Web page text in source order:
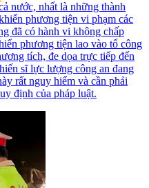
nước, nhất là những thành
phương tiện vi phạm các
đã có hành vi không chấp
phương tiện lao vào tổ công
tích, đe dọa trực tiếp đến
sĩ lực lượng công an đang
rất nguy hiểm và cần phải
định của pháp luật.